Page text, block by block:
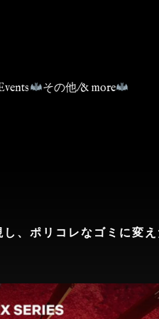
その他/& more
、ポリコレなゴミに変